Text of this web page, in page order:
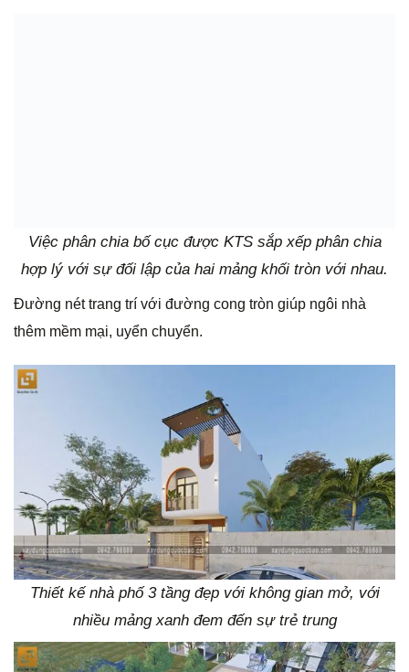
Việc phân chia bố cục được KTS sắp xếp phân chia
hợp lý với sự đối lập của hai mảng khối tròn với nhau.
Đường nét trang trí với đường cong tròn giúp ngôi nhà
thêm mềm mại, uyển chuyển.
Thiết kế nhà phố 3 tầng đẹp với không gian mở, với
nhiều mảng xanh đem đến sự trẻ trung